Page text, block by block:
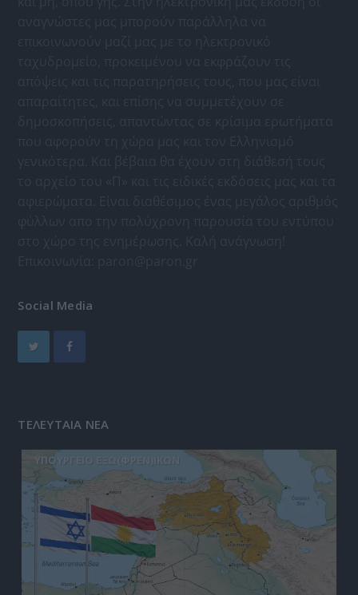
Social Media
ΤΕΛΕΥΤΑΙΑ ΝΕΑ
ΥΠΟΥΡΓΕΙΟ ΕΞΩ(ΦΡΕΝ)ΙΚΩΝ